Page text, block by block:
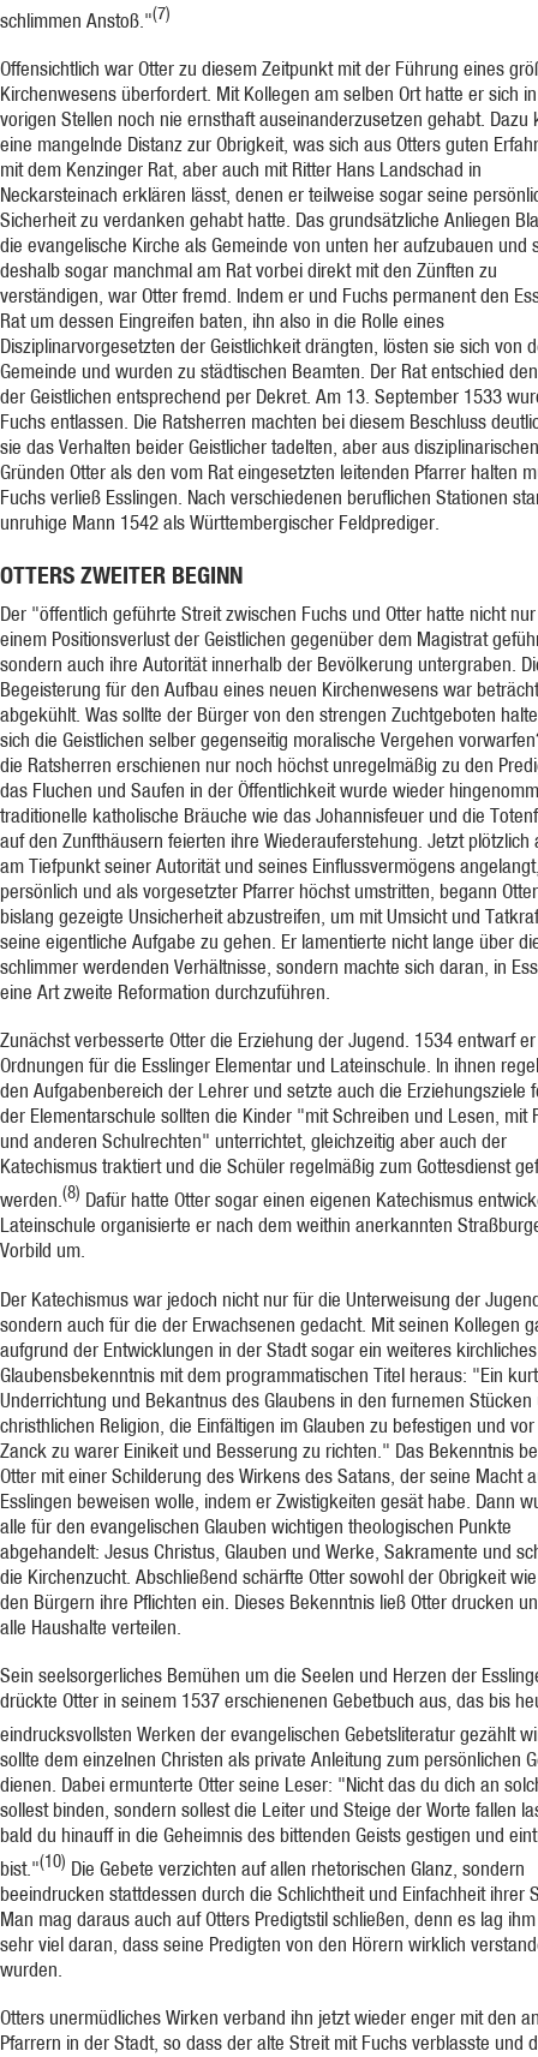
schlimmen Anstoß."(7)
Offensichtlich war Otter zu diesem Zeitpunkt mit der Führung eines
Kirchenwesens überfordert. Mit Kollegen am selben Ort hatte er sich
vorigen Stellen noch nie ernsthaft auseinanderzusetzen gehabt. Dazu
eine mangelnde Distanz zur Obrigkeit, was sich aus Otters guten
mit dem Kenzinger Rat, aber auch mit Ritter Hans Landschad in
Neckarsteinach erklären lässt, denen er teilweise sogar seine
Sicherheit zu verdanken gehabt hatte. Das grundsätzliche Anliegen
die evangelische Kirche als Gemeinde von unten her aufzubauen und
deshalb sogar manchmal am Rat vorbei direkt mit den Zünften zu
verständigen, war Otter fremd. Indem er und Fuchs permanent den
Rat um dessen Eingreifen baten, ihn also in die Rolle eines
Disziplinarvorgesetzten der Geistlichkeit drängten, lösten sie sich von
Gemeinde und wurden zu städtischen Beamten. Der Rat entschied
der Geistlichen entsprechend per Dekret. Am 13. September 1533
Fuchs entlassen. Die Ratsherren machten bei diesem Beschluss
sie das Verhalten beider Geistlicher tadelten, aber aus disziplinarischen
Gründen Otter als den vom Rat eingesetzten leitenden Pfarrer halten
Fuchs verließ Esslingen. Nach verschiedenen beruflichen Stationen
unruhige Mann 1542 als Württembergischer Feldprediger.
OTTERS ZWEITER BEGINN
Der "öffentlich geführte Streit zwischen Fuchs und Otter hatte nicht
einem Positionsverlust der Geistlichen gegenüber dem Magistrat
sondern auch ihre Autorität innerhalb der Bevölkerung untergraben.
Begeisterung für den Aufbau eines neuen Kirchenwesens war
abgekühlt. Was sollte der Bürger von den strengen Zuchtgeboten
sich die Geistlichen selber gegenseitig moralische Vergehen
die Ratsherren erschienen nur noch höchst unregelmäßig zu den
das Fluchen und Saufen in der Öffentlichkeit wurde wieder
traditionelle katholische Bräuche wie das Johannisfeuer und die
auf den Zunfthäusern feierten ihre Wiederauferstehung. Jetzt plötzlich
am Tiefpunkt seiner Autorität und seines Einflussvermögens
persönlich und als vorgesetzter Pfarrer höchst umstritten, begann
bislang gezeigte Unsicherheit abzustreifen, um mit Umsicht und
seine eigentliche Aufgabe zu gehen. Er lamentierte nicht lange über
schlimmer werdenden Verhältnisse, sondern machte sich daran, in
eine Art zweite Reformation durchzuführen.
Zunächst verbesserte Otter die Erziehung der Jugend. 1534 entwarf
Ordnungen für die Esslinger Elementar und Lateinschule. In ihnen
den Aufgabenbereich der Lehrer und setzte auch die Erziehungsziele
der Elementarschule sollten die Kinder "mit Schreiben und Lesen, mit
und anderen Schulrechten" unterrichtet, gleichzeitig aber auch der
Katechismus traktiert und die Schüler regelmäßig zum Gottesdienst
werden. (8) Dafür hatte Otter sogar einen eigenen Katechismus
Lateinschule organisierte er nach dem weithin anerkannten
Vorbild um.
Der Katechismus war jedoch nicht nur für die Unterweisung der
sondern auch für die der Erwachsenen gedacht. Mit seinen Kollegen
aufgrund der Entwicklungen in der Stadt sogar ein weiteres kirchliches
Glaubensbekenntnis mit dem programmatischen Titel heraus: "Ein
Underrichtung und Bekantnus des Glaubens in den furnemen Stücken
christhlichen Religion, die Einfältigen im Glauben zu befestigen und
Zanck zu warer Einikeit und Besserung zu richten." Das Bekenntnis
Otter mit einer Schilderung des Wirkens des Satans, der seine Macht
Esslingen beweisen wolle, indem er Zwistigkeiten gesät habe. Dann
alle für den evangelischen Glauben wichtigen theologischen Punkte
abgehandelt: Jesus Christus, Glauben und Werke, Sakramente und
die Kirchenzucht. Abschließend schärfte Otter sowohl der Obrigkeit
den Bürgern ihre Pflichten ein. Dieses Bekenntnis ließ Otter drucken
alle Haushalte verteilen.
Sein seelsorgerliches Bemühen um die Seelen und Herzen der
drückte Otter in seinem 1537 erschienenen Gebetbuch aus, das bis
eindrucksvollsten Werken der evangelischen Gebetsliteratur gezählt
sollte dem einzelnen Christen als private Anleitung zum persönlichen
dienen. Dabei ermunterte Otter seine Leser: "Nicht das du dich an
sollest binden, sondern sollest die Leiter und Steige der Worte fallen
bald du hinauff in die Geheimnis des bittenden Geists gestigen und
bist."(10) Die Gebete verzichten auf allen rhetorischen Glanz, sondern
beeindrucken stattdessen durch die Schlichtheit und Einfachheit ihrer
Man mag daraus auch auf Otters Predigtstil schließen, denn es lag
sehr viel daran, dass seine Predigten von den Hörern wirklich
wurden.
Otters unermüdliches Wirken verband ihn jetzt wieder enger mit den
Pfarrern in der Stadt, so dass der alte Streit mit Fuchs verblasste und